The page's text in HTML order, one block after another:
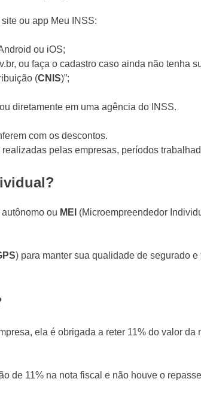
ou app Meu INSS:
ou iOS;
ou faça o cadastro caso ainda não tenha
(CNIS)”;
diretamente em uma agência do INSS.
com os descontos.
pelas empresas, períodos
ou MEI (Microempreendedor
) para manter sua qualidade de segurado
ela é obrigada a reter 11% do valor
de 11% na nota fiscal e não houve o